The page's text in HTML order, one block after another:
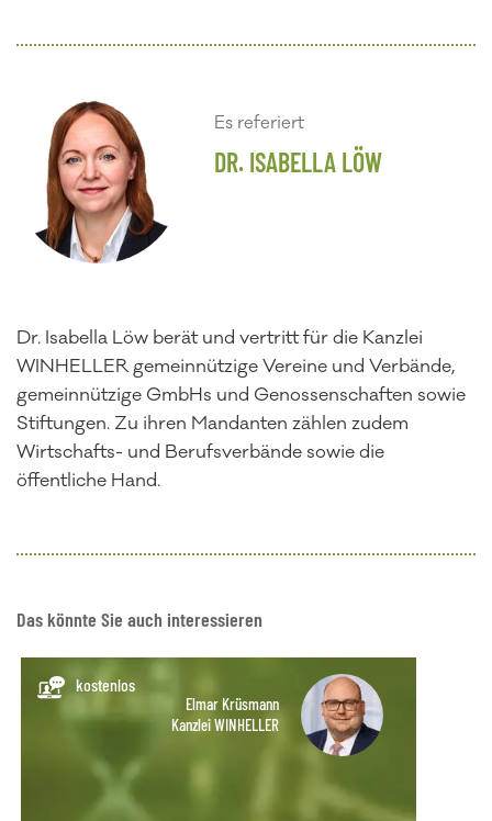
Es referiert
DR. ISABELLA LÖW
Dr. Isabella Löw berät und vertritt für die Kanzlei
WINHELLER gemeinnützige Vereine und Verbände,
gemeinnützige GmbHs und Genossenschaften sowie
Stiftungen. Zu ihren Mandanten zählen zudem
Wirtschafts- und Berufsverbände sowie die
öffentliche Hand.
Das könnte Sie auch interessieren
kostenlos
Elmar Krüsmann
Kanzlei WINHELLER